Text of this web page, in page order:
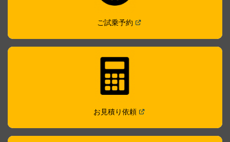
ご試乗予約( Open in a new window
お見積り依頼( Open in a new window